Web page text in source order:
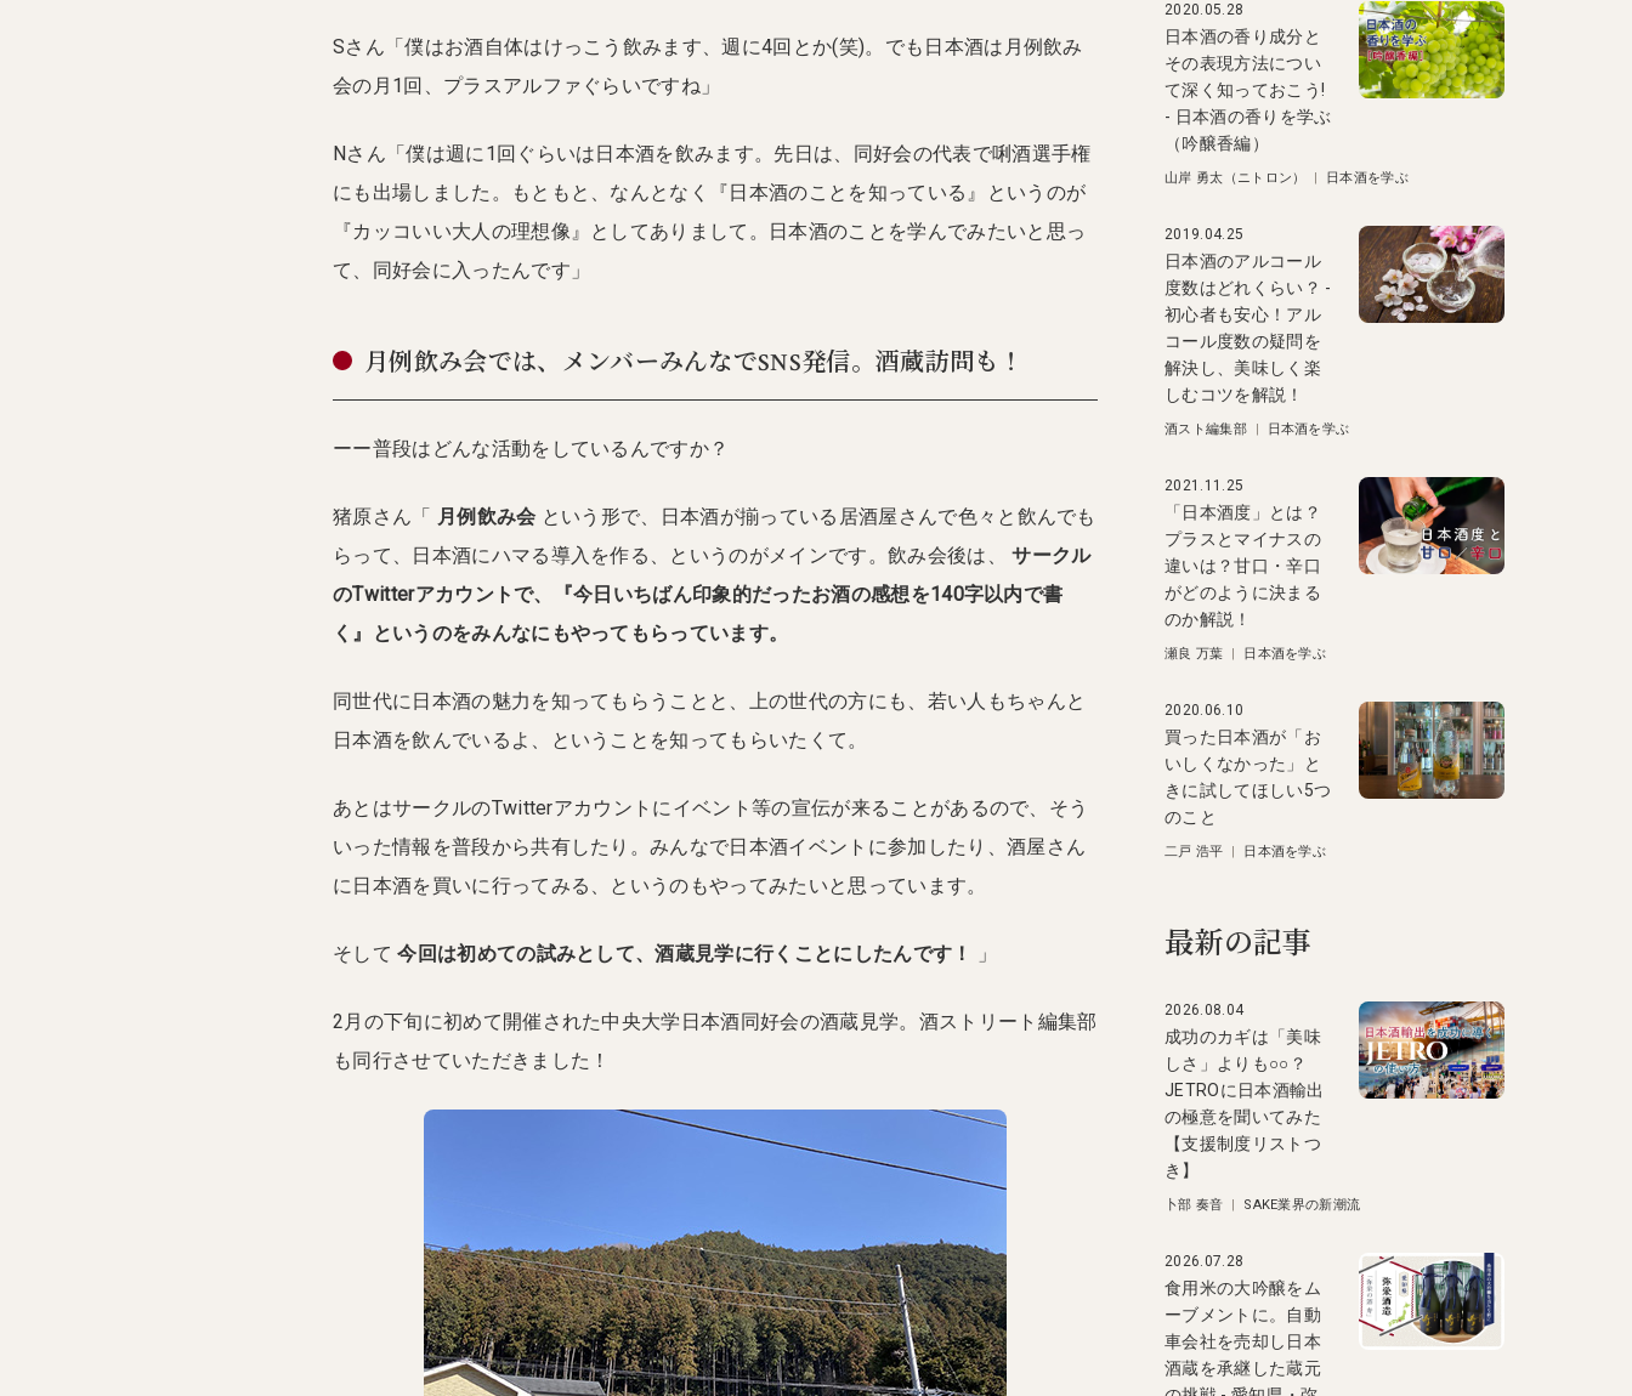
Sさん「僕はお酒自体はけっこう飲みます、週に4回とか(笑)。でも日本酒は月例飲み
会の月1回、プラスアルファぐらいですね」
Nさん「僕は週に1回ぐらいは日本酒を飲みます。先日は、同好会の代表で唎酒選手権
にも出場しました。もともと、なんとなく『日本酒のことを知っている』というのが
『カッコいい大人の理想像』としてありまして。日本酒のことを学んでみたいと思っ
て、同好会に入ったんです」
月例飲み会では、メンバーみんなでSNS発信。酒蔵訪問も！
ーー普段はどんな活動をしているんですか？
猪原さん「 月例飲み会 という形で、日本酒が揃っている居酒屋さんで色々と飲んでも
らって、日本酒にハマる導入を作る、というのがメインです。飲み会後は、サークル
のTwitterアカウントで、『今日いちばん印象的だったお酒の感想を140字以内で書
く』というのをみんなにもやってもらっています。
同世代に日本酒の魅力を知ってもらうことと、上の世代の方にも、若い人もちゃんと
日本酒を飲んでいるよ、ということを知ってもらいたくて。
あとはサークルのTwitterアカウントにイベント等の宣伝が来ることがあるので、そう
いった情報を普段から共有したり。みんなで日本酒イベントに参加したり、酒屋さん
に日本酒を買いに行ってみる、というのもやってみたいと思っています。
そして今回は初めての試みとして、酒蔵見学に行くことにしたんです！ 」
2月の下旬に初めて開催された中央大学日本酒同好会の酒蔵見学。酒ストリート編集部
も同行させていただきました！
2020.05.28
日本酒の香り成分と
その表現方法につい
て深く知っておこう!
- 日本酒の香りを学ぶ
（吟醸香編）
山岸 勇太（ニトロン） | 日本酒を学ぶ
2019.04.25
日本酒のアルコール
度数はどれくらい？ -
初心者も安心！アル
コール度数の疑問を
解決し、美味しく楽
しむコツを解説！
酒スト編集部| 日本酒を学ぶ
2021.11.25
「日本酒度」とは？
プラスとマイナスの
違いは？甘口・辛口
がどのように決まる
のか解説！
瀬良 万葉 | 日本酒を学ぶ
2020.06.10
買った日本酒が「お
いしくなかった」と
きに試してほしい5つ
のこと
二戸 浩平 | 日本酒を学ぶ
最新の記事
2026.08.04
成功のカギは「美味
しさ」よりも○○？
JETROに日本酒輸出
の極意を聞いてみた
【支援制度リストつ
き】
卜部 奏音 | SAKE業界の新潮流
2026.07.28
食用米の大吟醸をム
ーブメントに。自動
車会社を売却し日本
酒蔵を承継した蔵元